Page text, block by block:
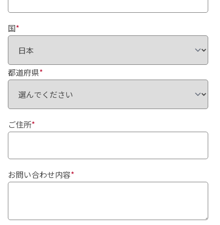
国*
都道府県*
ご住所*
お問い合わせ内容*